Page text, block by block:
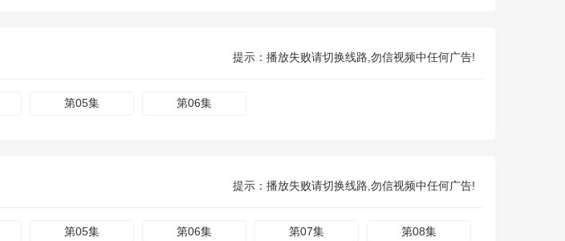
提示：播放失败请切换线路,勿信视频中任何广告!
第05集 第06集
提示：播放失败请切换线路,勿信视频中任何广告!
第05集 第06集 第07集 第08集